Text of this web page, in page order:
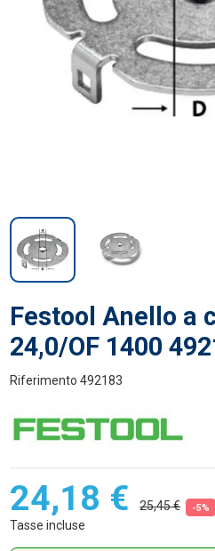
Festool Anello a
24,0/OF 1400
Riferimento 492183
24,18 € 25,45 € -5%
Tasse incluse